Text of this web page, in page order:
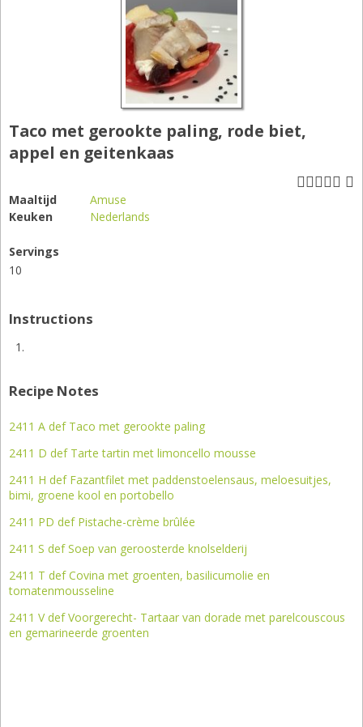
Taco met gerookte paling, rode biet,
appel en geitenkaas
Maaltijd
Amuse
Keuken
Nederlands
Servings
10
Instructions
Recipe Notes
2411 A def Taco met gerookte paling
2411 D def Tarte tartin met limoncello mousse
2411 H def Fazantfilet met paddenstoelensaus, meloesuitjes,
bimi, groene kool en portobello
2411 PD def Pistache-crème brûlée
2411 S def Soep van geroosterde knolselderij
2411 T def Covina met groenten, basilicumolie en
tomatenmousseline
2411 V def Voorgerecht- Tartaar van dorade met parelcouscous
en gemarineerde groenten